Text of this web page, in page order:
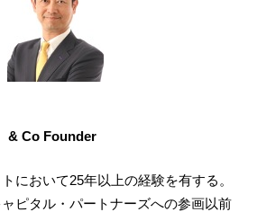
& Co Founder
において25年以上の経験を有する。
ピタル・パートナーズへの参画以前